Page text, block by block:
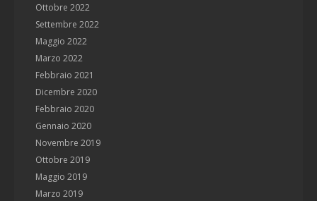
Ottobre 2022
Settembre 2022
Maggio 2022
Marzo 2022
Febbraio 2021
Dicembre 2020
Febbraio 2020
Gennaio 2020
Novembre 2019
Ottobre 2019
Maggio 2019
Marzo 2019